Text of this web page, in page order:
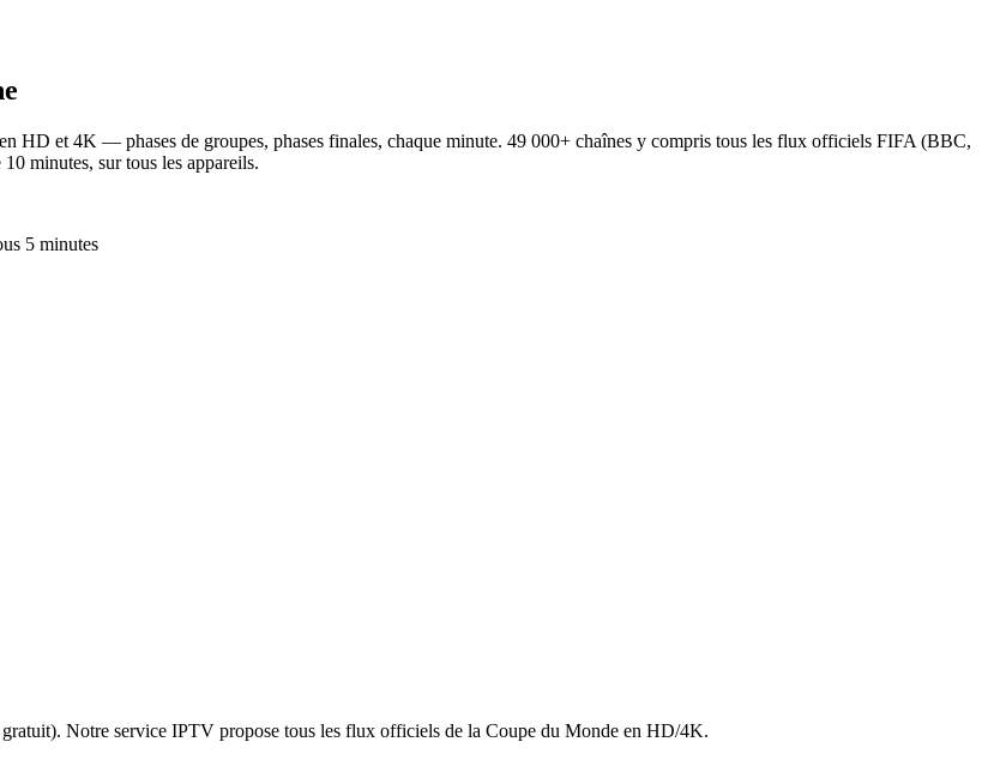
HD et 4K — phases de groupes, phases finales, chaque minute. 49 000+ chaînes y compris tous les flux officiels FIFA (BBC,
minutes, sur tous les appareils.
5 minutes
Notre service IPTV propose tous les flux officiels de la Coupe du Monde en HD/4K.